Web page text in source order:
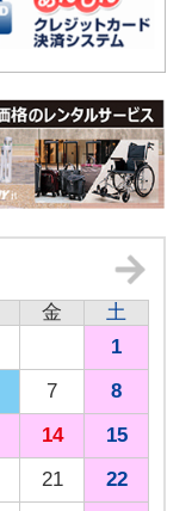
金
土
1
7
8
14
15
21
22